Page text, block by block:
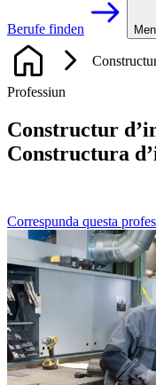
Berufe finden
Professiun
Constructur
Constructura
Correspunda questa